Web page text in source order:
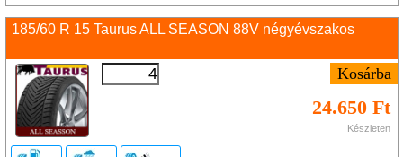
185/60 R 15 Taurus ALL SEASON 88V négyévszakos
24.650 Ft
Készleten